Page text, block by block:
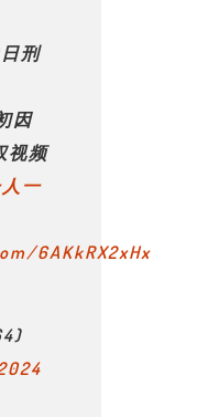
刑
因
视频
一
6AKkRX2xHx